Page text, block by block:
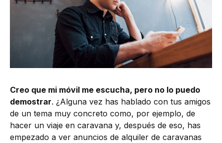
Creo que mi móvil me escucha, pero no lo puedo
demostrar. ¿Alguna vez has hablado con tus amigos
de un tema muy concreto como, por ejemplo, de
hacer un viaje en caravana y, después de eso, has
empezado a ver anuncios de alquiler de caravanas